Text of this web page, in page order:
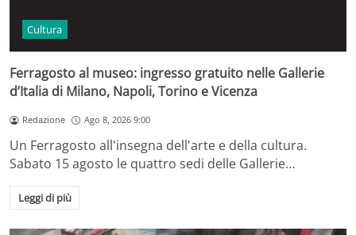
Cultura
Ferragosto al museo: ingresso gratuito nelle Gallerie
d’Italia di Milano, Napoli, Torino e Vicenza
Redazione Ago 8, 2026 9:00
Un Ferragosto all'insegna dell'arte e della cultura.
Sabato 15 agosto le quattro sedi delle Gallerie…
Leggi di più